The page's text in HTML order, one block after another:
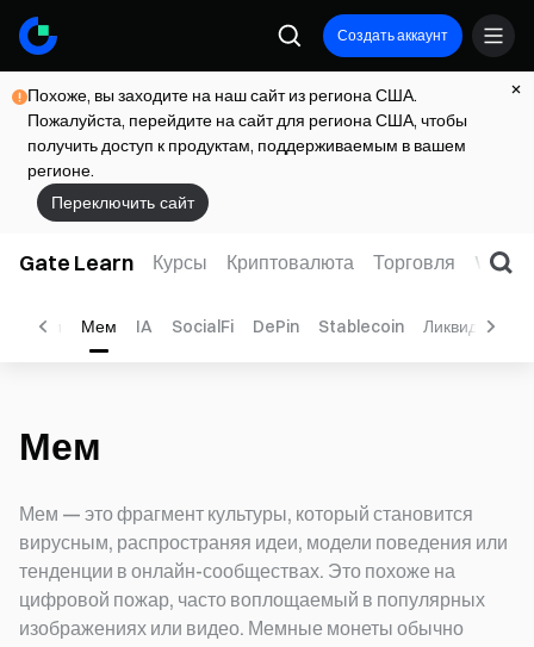
Создать аккаунт
Похоже, вы заходите на наш сайт из региона США.
Пожалуйста, перейдите на сайт для региона США, чтобы
получить доступ к продуктам, поддерживаемым в вашем
регионе.
Переключить сайт
Gate Learn Курсы Криптовалюта Торговля Web3
Мем IA SocialFi DePin Stablecoin Ликвидный
Мем
Мем — это фрагмент культуры, который становится
вирусным, распространяя идеи, модели поведения или
тенденции в онлайн-сообществах. Это похоже на
цифровой пожар, часто воплощаемый в популярных
изображениях или видео. Мемные монеты обычно